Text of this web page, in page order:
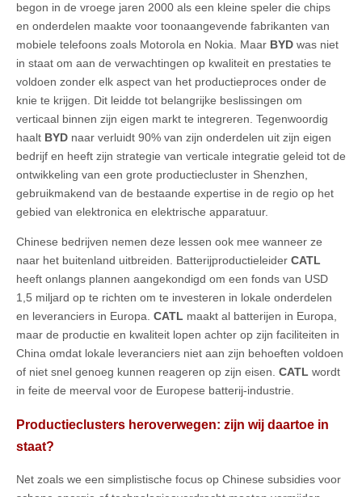
begon in de vroege jaren 2000 als een kleine speler die chips
en onderdelen maakte voor toonaangevende fabrikanten van
mobiele telefoons zoals Motorola en Nokia. Maar BYD was niet
in staat om aan de verwachtingen op kwaliteit en prestaties te
voldoen zonder elk aspect van het productieproces onder de
knie te krijgen. Dit leidde tot belangrijke beslissingen om
verticaal binnen zijn eigen markt te integreren. Tegenwoordig
haalt BYD naar verluidt 90% van zijn onderdelen uit zijn eigen
bedrijf en heeft zijn strategie van verticale integratie geleid tot de
ontwikkeling van een grote productiecluster in Shenzhen,
gebruikmakend van de bestaande expertise in de regio op het
gebied van elektronica en elektrische apparatuur.
Chinese bedrijven nemen deze lessen ook mee wanneer ze
naar het buitenland uitbreiden. Batterijproductieleider CATL
heeft onlangs plannen aangekondigd om een fonds van USD
1,5 miljard op te richten om te investeren in lokale onderdelen
en leveranciers in Europa. CATL maakt al batterijen in Europa,
maar de productie en kwaliteit lopen achter op zijn faciliteiten in
China omdat lokale leveranciers niet aan zijn behoeften voldoen
of niet snel genoeg kunnen reageren op zijn eisen. CATL wordt
in feite de meerval voor de Europese batterij-industrie.
Productieclusters heroverwegen: zijn wij daartoe in
staat?
Net zoals we een simplistische focus op Chinese subsidies voor